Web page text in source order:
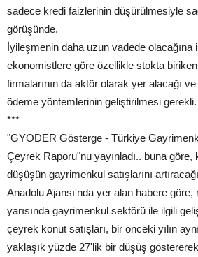
sadece kredi faizlerinin düşürülmesiyle
görüşünde.
İyileşmenin daha uzun vadede olacağına
ekonomistlere göre özellikle stokta
firmalarının da aktör olarak yer alacağı
ödeme yöntemlerinin geliştirilmesi gerekli.
***
"GYODER Gösterge - Türkiye
Çeyrek Raporu"nu yayınladı.. buna göre,
düşüşün gayrimenkul satışlarını
Anadolu Ajansı'nda yer alan habere göre,
yarısında gayrimenkul sektörü ile ilgili
çeyrek konut satışları, bir önceki yılın
yaklaşık yüzde 27'lik bir düşüş